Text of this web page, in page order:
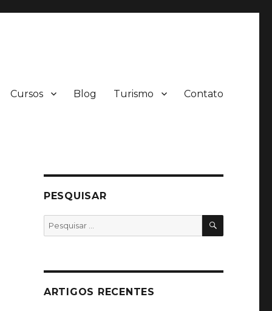
Cursos Blog Turismo Contato
PESQUISAR
Pesquisar
por:
ARTIGOS RECENTES